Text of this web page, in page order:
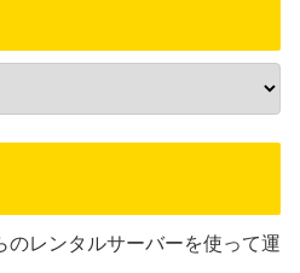
のレンタルサーバーを使って運